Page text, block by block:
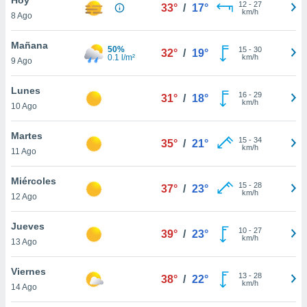
en
más
nuestra
de
cookies
aceptar
8 Ago
33° / 17° 12- 27
km/h
Mañana
9 Ago
50%
0.1 l/m²
32° / 19° 15- 30
km/h
Lunes
10 Ago
31° / 18° 16- 29
km/h
Martes
11 Ago
35° / 21° 15- 34
km/h
Miércoles
12 Ago
37° / 23° 15- 28
km/h
Jueves
13 Ago
39° / 23° 10- 27
km/h
Viernes
14 Ago
38° / 22° 13- 28
km/h